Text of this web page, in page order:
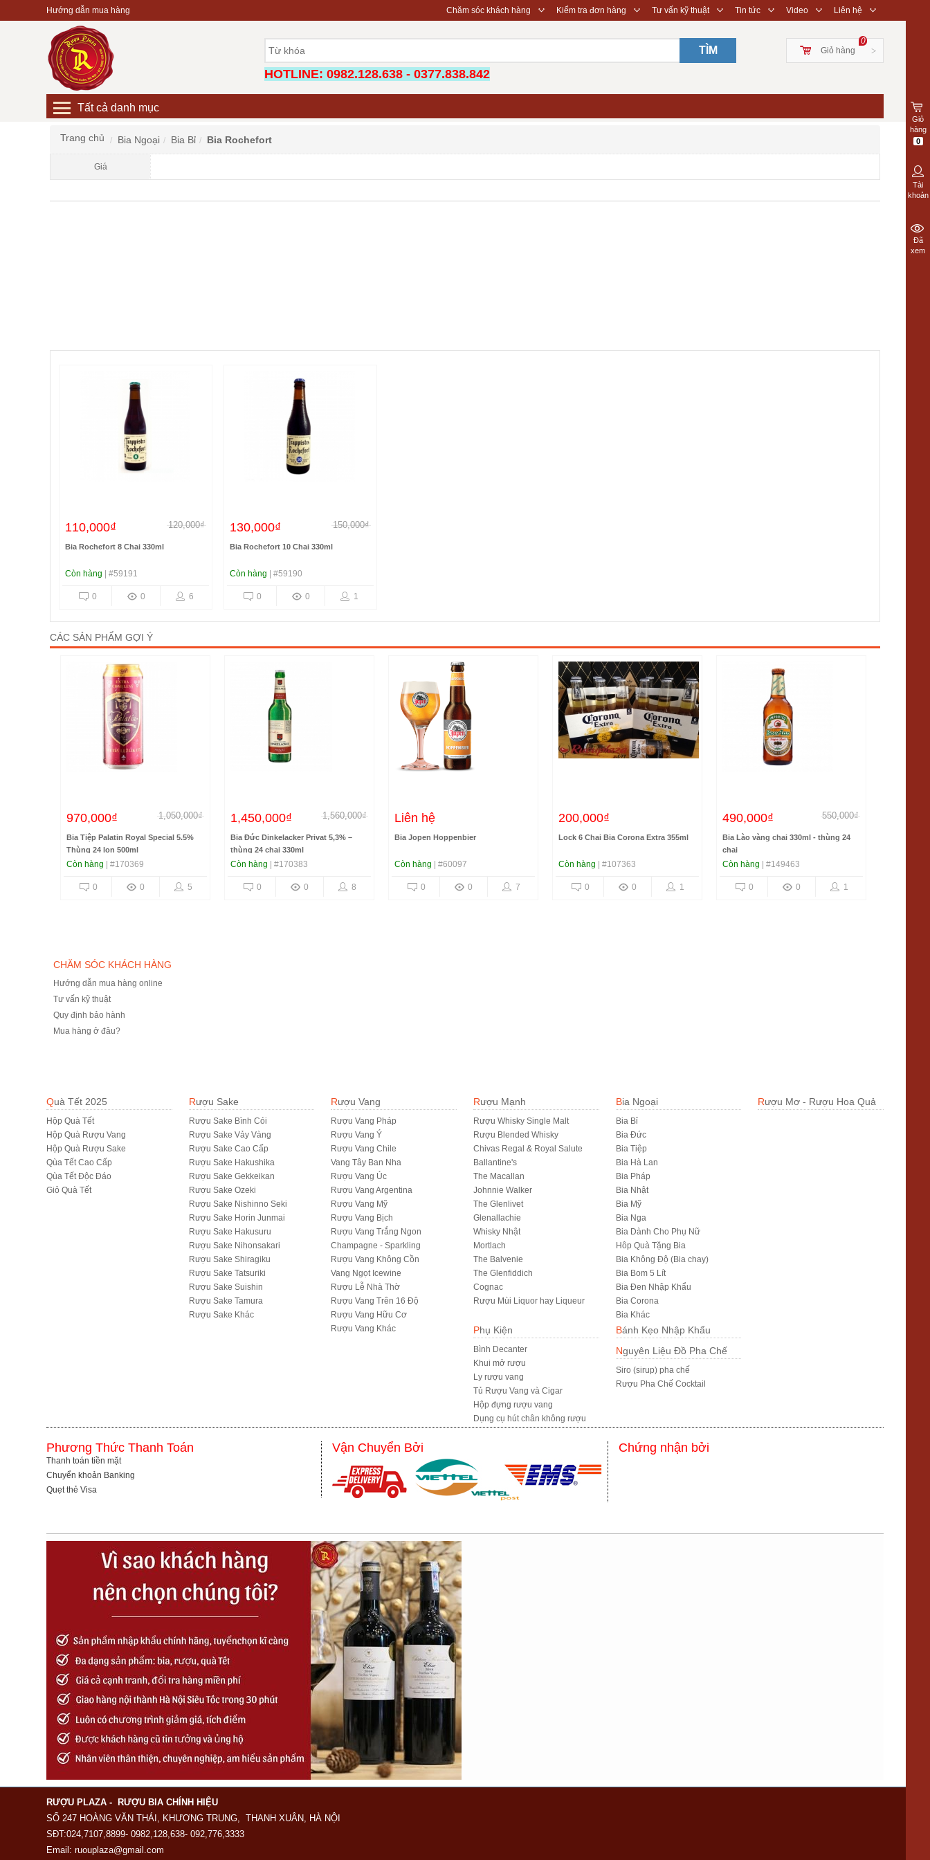
Hướng dẫn mua hàng ◇
Chăm sóc khách hàng ◇
Kiểm tra đơn hàng ◇
Tư vấn kỹ thuật ◇
Tin tức ◇
Video ◇
Liên hệ
TÌM >
0
Giỏ hàng
HOTLINE: 0982.128.638 - 0377.838.842
Tất cả danh mục
Trang chủ Bia Ngoại Bia Bỉ Bia Rochefort
Giá
110,000₫ 120,000₫
Bia Rochefort 8 Chai 330ml
Còn hàng | #59191
6
0
0
130,000₫ 150,000₫
Bia Rochefort 10 Chai 330ml
Còn hàng | #59190
1
0
0
CÁC SẢN PHẨM GỢI Ý
970,000₫ 1,050,000₫
Bia Tiệp Palatin Royal Special 5.5%
Thùng 24 lon 500ml
Còn hàng | #170369
5
0
0
1,450,000₫ 1,560,000₫
Bia Đức Dinkelacker Privat 5,3% –
thùng 24 chai 330ml
Còn hàng | #170383
8
0
0
Liên hệ
Bia Jopen Hoppenbier
Còn hàng | #60097
7
0
0
200,000₫
Lock 6 Chai Bia Corona Extra 355ml
Còn hàng | #107363
1
0
0
490,000₫ 550,000₫
Bia Lào vàng chai 330ml - thùng 24
chai
Còn hàng | #149463
1
0
0
CHĂM SÓC KHÁCH HÀNG
Hướng dẫn mua hàng online
Tư vấn kỹ thuật
Quy định bảo hành
Mua hàng ở đâu?
Quà Tết 2025
Hộp Quà Tết
Hộp Quà Rượu Vang
Hộp Quà Rượu Sake
Qùa Tết Cao Cấp
Qùa Tết Độc Đáo
Giỏ Quà Tết
Rượu Sake
Rượu Sake Bình Cói
Rượu Sake Vảy Vàng
Rượu Sake Cao Cấp
Rượu Sake Hakushika
Rượu Sake Gekkeikan
Rượu Sake Ozeki
Rượu Sake Nishinno Seki
Rượu Sake Horin Junmai
Rượu Sake Hakusuru
Rượu Sake Nihonsakari
Rượu Sake Shiragiku
Rượu Sake Tatsuriki
Rượu Sake Suishin
Rượu Sake Tamura
R­ượu Sake Khác
Rượu Vang
Rượu Vang Pháp
Rượu Vang Ý
Rượu Vang Chile
Vang Tây Ban Nha
Rượu Vang Úc
Rượu Vang Argentina
Rượu Vang Mỹ
Rượu Vang Bịch
Rượu Vang Trắng Ngon
Champagne - Sparkling
Rượu Vang Không Cồn
Vang Ngọt Icewine
Rượu Lễ Nhà Thờ
Rượu Vang Trên 16 Độ
Rượu Vang Hữu Cơ
Rượu Vang Khác
Rượu Mạnh
Rượu Whisky Single Malt
Rượu Blended Whisky
Chivas Regal & Royal Salute
Ballantine's
The Macallan
Johnnie Walker
The Glenlivet
Glenallachie
Whisky Nhật
Mortlach
The Balvenie
The Glenfiddich
Cognac
Rượu Mùi Liquor hay Liqueur
Bia Ngoại
Bia Bỉ
Bia Đức
Bia Tiệp
Bia Hà Lan
Bia Pháp
Bia Nhật
Bia Mỹ
Bia Nga
Bia Dành Cho Phụ Nữ
Hôp Quà Tặng Bia
Bia Không Độ (Bia chay)
Bia Bom 5 Lít
Bia Đen Nhập Khẩu
Bia Corona
Bia Khác
Rượu Mơ - Rượu Hoa Quả
Phụ Kiện
Bình Decanter
Khui mở rượu
Ly rượu vang
Tủ Rượu Vang và Cigar
Hộp đựng rượu vang
Dụng cụ hút chân không rượu
Bánh Kẹo Nhập Khẩu
Nguyên Liệu Đồ Pha Chế
Siro (sirup) pha chế
Rượu Pha Chế Cocktail
Phương Thức Thanh Toán
Thanh toán tiền mặt
Chuyển khoản Banking
Quẹt thẻ Visa
Vận Chuyển Bởi Chứng nhận bởi
RƯỢU PLAZA - RƯỢU BIA CHÍNH HIỆU
SỐ 247 HOÀNG VĂN THÁI, KHƯƠNG TRUNG, THANH XUÂN, HÀ NỘI
SĐT:024,7107,8899- 0982,128,638- 092,776,3333
Email: ruouplaza@gmail.com
Giỏ
hàng
0
Tài
khoản
Đã
xem